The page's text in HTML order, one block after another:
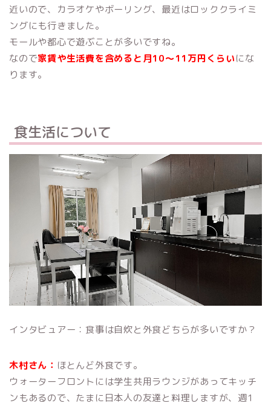
近いので、カラオケやボーリング、最近はロッククライミ
ングにも行きました。
モールや都心で遊ぶことが多いですね。
なので家賃や生活費を含めると月10〜11万円くらいにな
ります。
食生活について
インタビュアー：食事は自炊と外食どちらが多いですか？
木村さん： ほとんど外食です。
ウォーターフロントには学生共用ラウンジがあってキッチ
ンもあるので、たまに日本人の友達と料理しますが、週1